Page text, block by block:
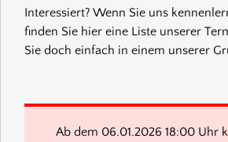
Interessiert? Wenn Sie uns
finden Sie hier eine Liste unserer
Sie doch einfach in einem unserer
Ab dem 06.01.2026 18:00 Uhr